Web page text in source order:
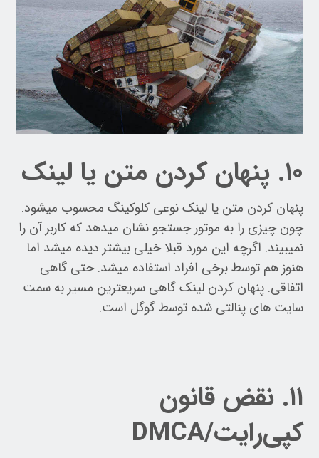
۱۰. پنهان کردن متن یا لینک
پنهان کردن متن یا لینک نوعی کلوکینگ محسوب میشود.
چون چیزی را به موتور جستجو نشان میدهد که کاربر آن را
نمیبیند. اگرچه این مورد قبلا خیلی بیشتر دیده میشد اما
هنوز هم توسط برخی افراد استفاده میشد. حتی گاهی
اتفاقی. پنهان کردن لینک گاهی سریعترین مسیر به سمت
سایت های پنالتی شده توسط گوگل است.
۱۱. نقض قانون
کپی‌رایت/DMCA